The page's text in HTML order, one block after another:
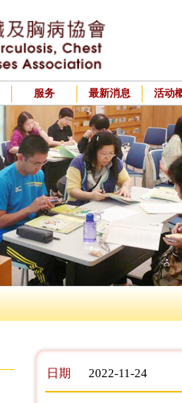
服务 最新消息 活动
日期 2022-11-24